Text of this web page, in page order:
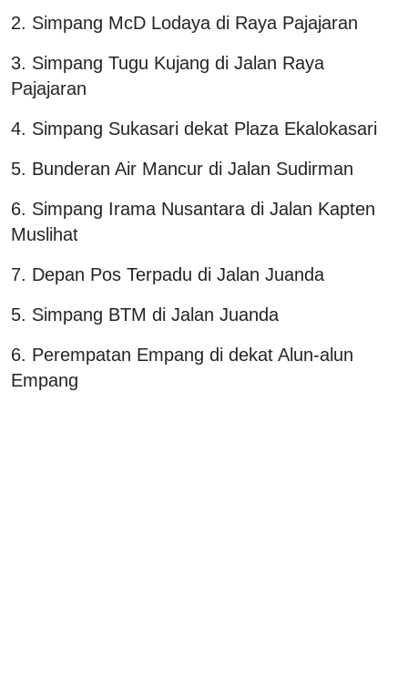
2. Simpang McD Lodaya di Raya Pajajaran
3. Simpang Tugu Kujang di Jalan Raya
Pajajaran
4. Simpang Sukasari dekat Plaza Ekalokasari
5. Bunderan Air Mancur di Jalan Sudirman
6. Simpang Irama Nusantara di Jalan Kapten
Muslihat
7. Depan Pos Terpadu di Jalan Juanda
5. Simpang BTM di Jalan Juanda
6. Perempatan Empang di dekat Alun-alun
Empang